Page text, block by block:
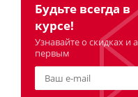
Будьте всегда в
курсе!
Узнавайте о скидках и
первым